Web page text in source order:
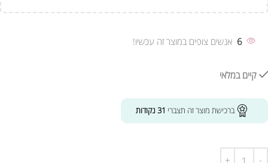
6 אנשים צופים במוצר זה עכשיו!
קיים במלאי
ברכישת מוצר זה תצברי 31 נקודות